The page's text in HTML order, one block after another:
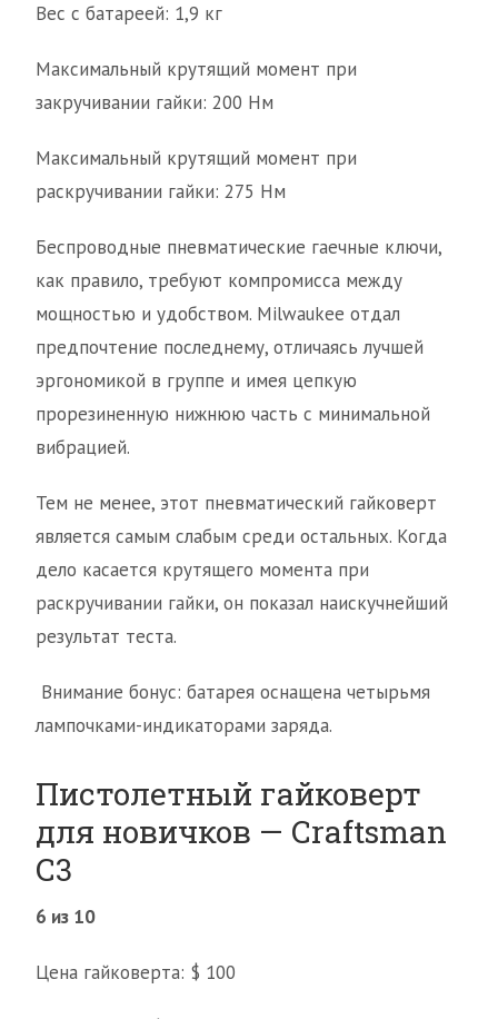
Вес с батареей: 1,9 кг
Максимальный крутящий момент при
закручивании гайки: 200 Нм
Максимальный крутящий момент при
раскручивании гайки: 275 Нм
Беспроводные пневматические гаечные ключи,
как правило, требуют компромисса между
мощностью и удобством. Milwaukee отдал
предпочтение последнему, отличаясь лучшей
эргономикой в группе и имея цепкую
прорезиненную нижнюю часть с минимальной
вибрацией.
Тем не менее, этот пневматический гайковерт
является самым слабым среди остальных. Когда
дело касается крутящего момента при
раскручивании гайки, он показал наискучнейший
результат теста.
Внимание бонус: батарея оснащена четырьмя
лампочками-индикаторами заряда.
Пистолетный гайковерт
для новичков — Craftsman
C3
6 из 10
Цена гайковерта: $ 100